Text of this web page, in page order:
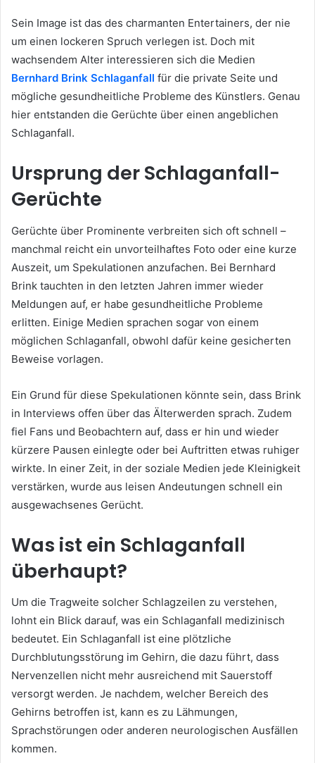
Sein Image ist das des charmanten Entertainers, der nie
um einen lockeren Spruch verlegen ist. Doch mit
wachsendem Alter interessieren sich die Medien
Bernhard Brink Schlaganfall für die private Seite und
mögliche gesundheitliche Probleme des Künstlers. Genau
hier entstanden die Gerüchte über einen angeblichen
Schlaganfall.
Ursprung der Schlaganfall-
Gerüchte
Gerüchte über Prominente verbreiten sich oft schnell –
manchmal reicht ein unvorteilhaftes Foto oder eine kurze
Auszeit, um Spekulationen anzufachen. Bei Bernhard
Brink tauchten in den letzten Jahren immer wieder
Meldungen auf, er habe gesundheitliche Probleme
erlitten. Einige Medien sprachen sogar von einem
möglichen Schlaganfall, obwohl dafür keine gesicherten
Beweise vorlagen.
Ein Grund für diese Spekulationen könnte sein, dass Brink
in Interviews offen über das Älterwerden sprach. Zudem
fiel Fans und Beobachtern auf, dass er hin und wieder
kürzere Pausen einlegte oder bei Auftritten etwas ruhiger
wirkte. In einer Zeit, in der soziale Medien jede Kleinigkeit
verstärken, wurde aus leisen Andeutungen schnell ein
ausgewachsenes Gerücht.
Was ist ein Schlaganfall
überhaupt?
Um die Tragweite solcher Schlagzeilen zu verstehen,
lohnt ein Blick darauf, was ein Schlaganfall medizinisch
bedeutet. Ein Schlaganfall ist eine plötzliche
Durchblutungsstörung im Gehirn, die dazu führt, dass
Nervenzellen nicht mehr ausreichend mit Sauerstoff
versorgt werden. Je nachdem, welcher Bereich des
Gehirns betroffen ist, kann es zu Lähmungen,
Sprachstörungen oder anderen neurologischen Ausfällen
kommen.